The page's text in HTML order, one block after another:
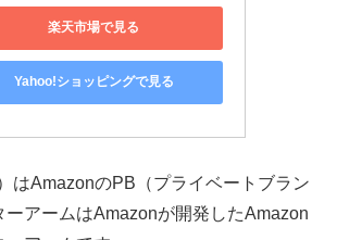
楽天市場で見る
Yahoo!ショッピングで見る
はAmazonのPB（プライベートブラン
ーアームはAmazonが開発したAmazon